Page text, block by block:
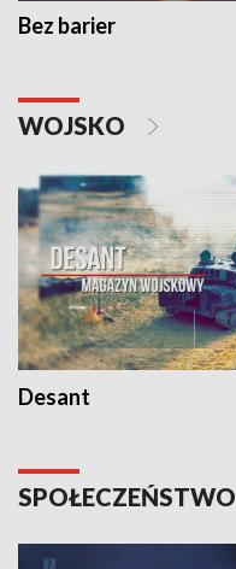
Bez barier
WOJSKO
Desant
SPOŁECZEŃSTWO